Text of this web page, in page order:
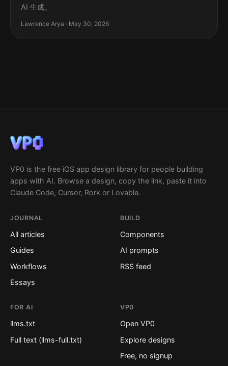
AI 生成。
Lawrence Arya · May 30, 2026
VP0 is the free iOS app design library for people building
apps with AI. Browse a design, copy the link, paste it into
Claude Code, Cursor, Rork or Lovable.
JOURNAL
All articles
Guides
Workflows
Essays
BUILD
Components
AI prompts
RSS feed
FOR AI
llms.txt
Full text (llms-full.txt)
VP0
Open VP0
Explore designs
Free, no signup